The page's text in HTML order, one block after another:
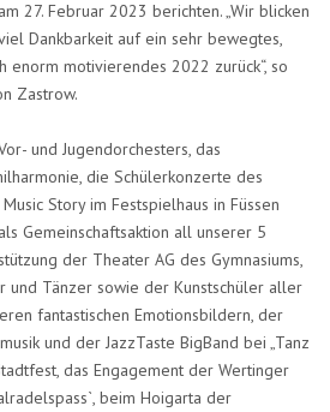
27. Februar 2023 berichten. „Wir blicken
Dankbarkeit auf ein sehr bewegtes,
enorm motivierendes 2022 zurück“, so
Zastrow.
und Jugendorchesters, das
die Schülerkonzerte des
Story im Festspielhaus in Füssen
Gemeinschaftsaktion all unserer 5
der Theater AG des Gymnasiums,
und Tänzer sowie der Kunstschüler aller
fantastischen Emotionsbildern, der
und der JazzTaste BigBand bei „Tanz
das Engagement der Wertinger
beim Hoigarta der